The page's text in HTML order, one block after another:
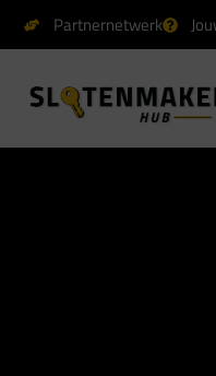
Partnernetwerk